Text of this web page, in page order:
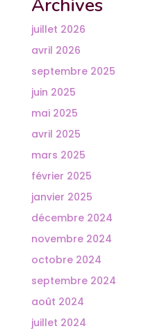
Archives
juillet 2026
avril 2026
septembre 2025
juin 2025
mai 2025
avril 2025
mars 2025
février 2025
janvier 2025
décembre 2024
novembre 2024
octobre 2024
septembre 2024
août 2024
juillet 2024